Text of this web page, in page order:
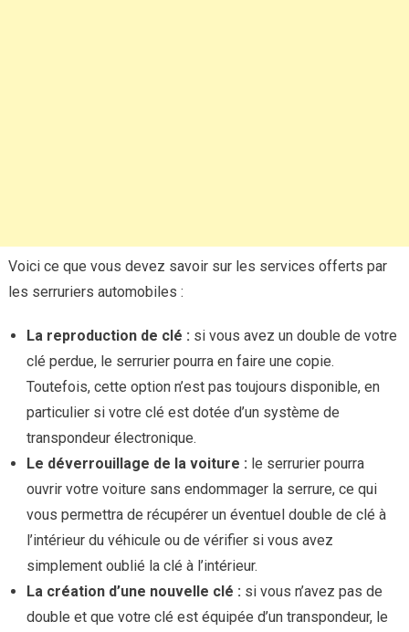
Voici ce que vous devez savoir sur les services offerts par
les serruriers automobiles :
La reproduction de clé : si vous avez un double de votre
clé perdue, le serrurier pourra en faire une copie.
Toutefois, cette option n’est pas toujours disponible, en
particulier si votre clé est dotée d’un système de
transpondeur électronique.
Le déverrouillage de la voiture : le serrurier pourra
ouvrir votre voiture sans endommager la serrure, ce qui
vous permettra de récupérer un éventuel double de clé à
l’intérieur du véhicule ou de vérifier si vous avez
simplement oublié la clé à l’intérieur.
La création d’une nouvelle clé : si vous n’avez pas de
double et que votre clé est équipée d’un transpondeur, le